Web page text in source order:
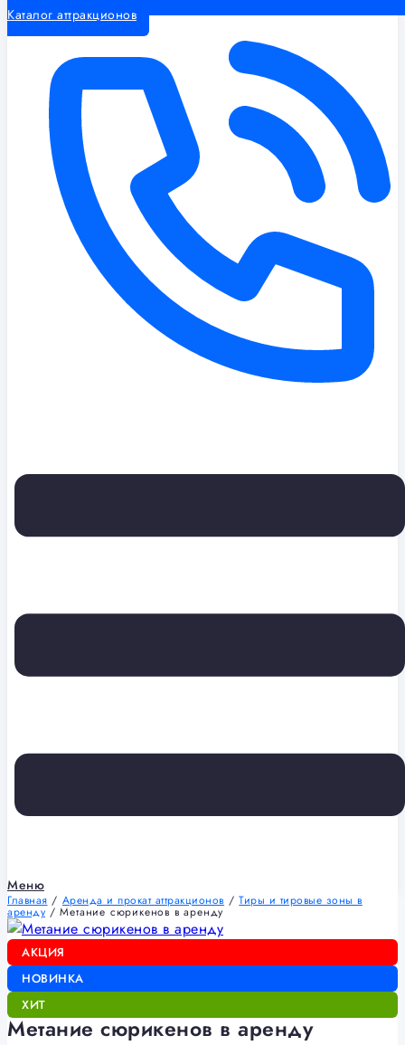
Каталог аттракционов
Меню
Главная / Аренда и прокат аттракционов /Тиры и тировые зоны в
аренду / Метание сюрикенов в аренду
АКЦИЯ
НОВИНКА
ХИТ
Метание сюрикенов в аренду